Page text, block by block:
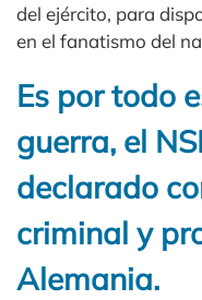
del ejército, para
en el fanatismo del
Es por todo
guerra, el
declarado
criminal y
Alemania.